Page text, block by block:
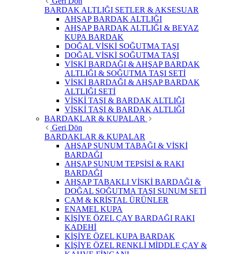
BARDAK ALTLIĞI SETLER & AKSESUAR
AHŞAP BARDAK ALTLIĞI
AHŞAP BARDAK ALTLIĞI & BEYAZ
KUPA BARDAK
DOĞAL VİSKİ SOĞUTMA TAŞI
DOĞAL VİSKİ SOĞUTMA TAŞI
VİSKİ BARDAĞI & AHŞAP BARDAK
ALTLIĞI & SOĞUTMA TAŞI SETİ
VİSKİ BARDAĞI & AHŞAP BARDAK
ALTLIĞI SETİ
VİSKİ TAŞI & BARDAK ALTLIĞI
VİSKİ TAŞI & BARDAK ALTLIĞI
BARDAKLAR & KUPALAR
Geri Dön
BARDAKLAR & KUPALAR
AHŞAP SUNUM TABAĞI & VİSKİ
BARDAĞI
AHŞAP SUNUM TEPSİSİ & RAKI
BARDAĞI
AHŞAP TABAKLI VİSKİ BARDAĞI &
DOĞAL SOĞUTMA TAŞI SUNUM SETİ
CAM & KRİSTAL ÜRÜNLER
ENAMEL KUPA
KİŞİYE ÖZEL ÇAY BARDAĞI RAKI
KADEHİ
KİŞİYE ÖZEL KUPA BARDAK
KİŞİYE ÖZEL RENKLİ MİDDLE ÇAY &